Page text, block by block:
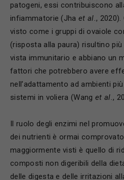
patogeni, essi contribuiscono
infiammatorie (Jhaet al.,
visto come i gruppi di ovaiole
(risposta alla paura) risultino
vista immunitario e abbiano un
fattori che potrebbero avere
nell’adattamento ad ambienti
sistemi in voliera (Wanget al.,
Il ruolo degli enzimi nel
dei nutrienti è ormai
maggiormente visti è quello di
composti non digeribili della
delle digesta e delle irritazioni